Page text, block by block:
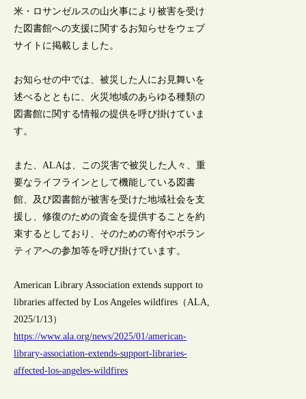
米・ロサンゼルスの山火事により被害を受け
た図書館への支援に関するお知らせをウェブ
サイトに掲載しました。
お知らせの中では、被災した人にお見舞いを
述べるとともに、火災地域のあらゆる種類の
図書館に関する情報の提供を呼び掛けていま
す。
また、ALAは、この災害で被災した人々、重
要なライフラインとして機能している図書
館、及び図書館が被害を受けた地域社会を支
援し、修復のための資金を提供することを約
束するとしており、そのための寄付やボラン
ティアへの参加等を呼び掛けています。
American Library Association extends support to
libraries affected by Los Angeles wildfires（ALA,
2025/1/13）
https://www.ala.org/news/2025/01/american-
library-association-extends-support-libraries-
affected-los-angeles-wildfires